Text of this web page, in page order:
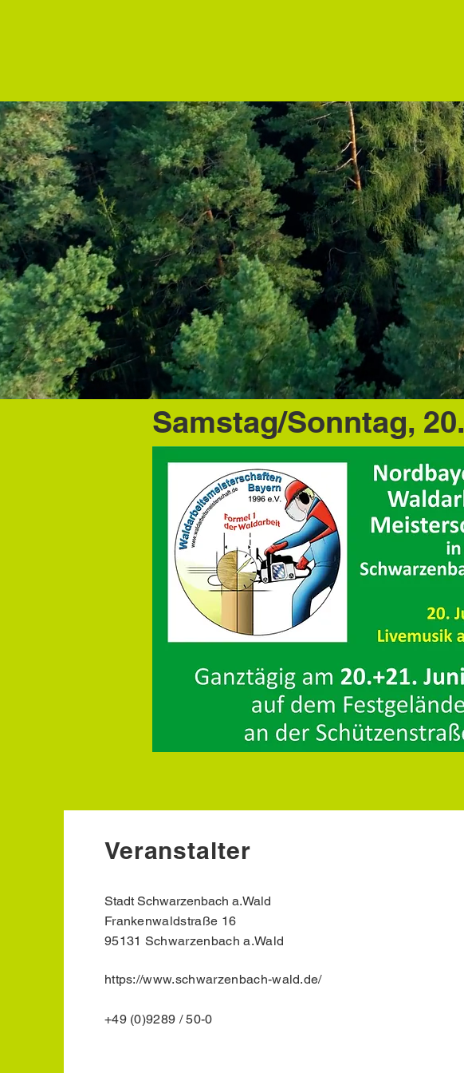
Samstag/Sonntag,
Veranstalter
Stadt Schwarzenbach a.Wald
Frankenwaldstraße 16
95131 Schwarzenbach a.Wald
https://www.schwarzenbach-wald.de/
+49 (0)9289 / 50-0